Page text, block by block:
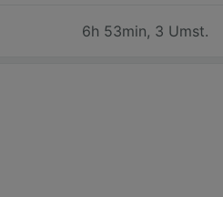
6h 53min, 3 Umst.